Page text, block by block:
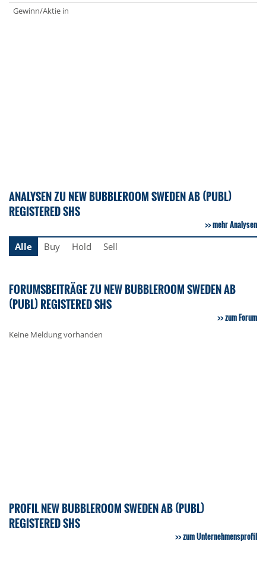
Gewinn/Aktie in
ANALYSEN ZU NEW BUBBLEROOM SWEDEN AB (PUBL)
REGISTERED SHS
mehr Analysen
Alle
Buy Hold Sell
FORUMSBEITRÄGE ZU NEW BUBBLEROOM SWEDEN AB
(PUBL) REGISTERED SHS
zum Forum
Keine Meldung vorhanden
PROFIL NEW BUBBLEROOM SWEDEN AB (PUBL)
REGISTERED SHS
zum Unternehmensprofil